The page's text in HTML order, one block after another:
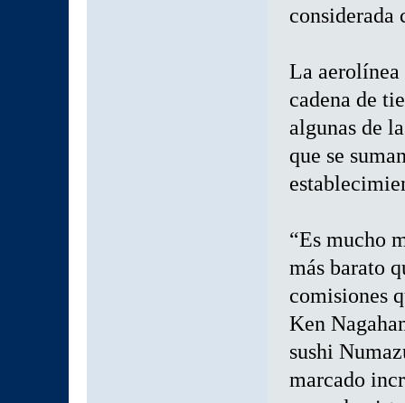
considerada
La aerolínea
cadena de
algunas de
que se
“Es mucho
más barato
comisiones
Ken
sushi
marcado